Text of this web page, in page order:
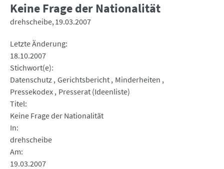
Keine Frage der Nationalität
drehscheibe 19.03.2007
Letzte Änderung
18.10.2007
Stichwort(e)
Datenschutz Gerichtsbericht Minderheiten
Pressekodex Presserat (Ideenliste)
Titel
Keine Frage der Nationalität
In
drehscheibe
Am
19.03.2007